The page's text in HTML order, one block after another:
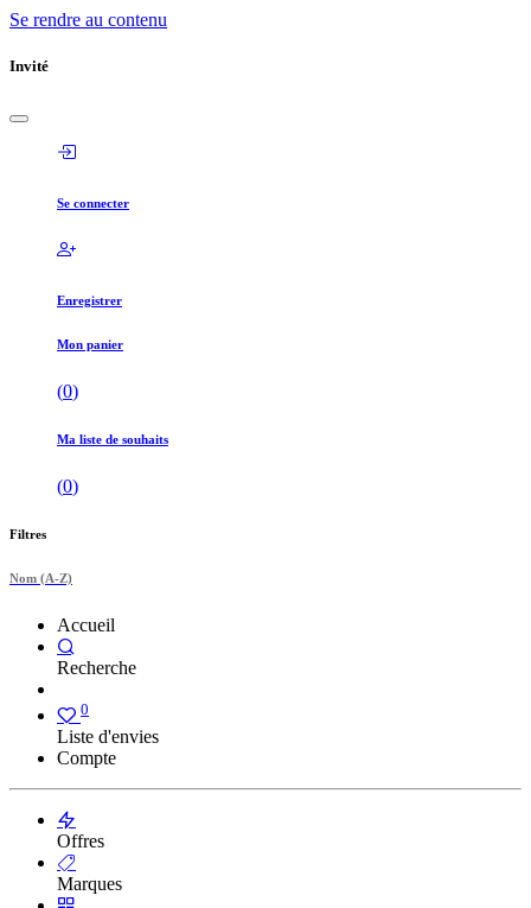
Se rendre au contenu
Invité
Se connecter
Enregistrer
Mon panier
(0)
Ma liste de souhaits
(0)
Filtres
Nom (A-Z)
Accueil
Recherche
0
Liste d'envies
Compte
Offres
Marques